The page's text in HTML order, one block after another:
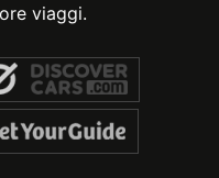
viaggi.